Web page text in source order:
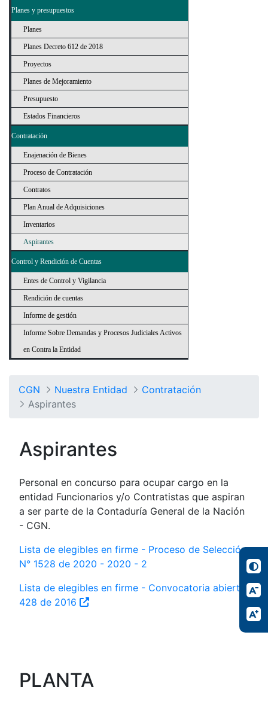
Planes y presupuestos
Planes
Planes Decreto 612 de 2018
Proyectos
Planes de Mejoramiento
Presupuesto
Estados Financieros
Contratación
Enajenación de Bienes
Proceso de Contratación
Contratos
Plan Anual de Adquisiciones
Inventarios
Aspirantes
Control y Rendición de Cuentas
Entes de Control y Vigilancia
Rendición de cuentas
Informe de gestión
Informe Sobre Demandas y Procesos Judiciales Activos
en Contra la Entidad
CGN Nuestra Entidad
Contratación
Aspirantes
Aspirantes
Personal en concurso para ocupar cargo en la
entidad Funcionarios y/o Contratistas que aspiran
a ser parte de la Contaduría General de la Nación
- CGN.
Lista de elegibles en firme - Proceso de Selección
N° 1528 de 2020 - 2020 - 2
Lista de elegibles en firme - Convocatoria abierta
428 de 2016
PLANTA